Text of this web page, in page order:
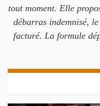
tout moment. Elle
débarras indemnisé,
facturé. La formule